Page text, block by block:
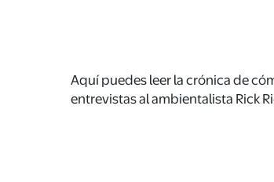
Aquí puedes leer la crónica de
entrevistas al ambientalista Rick